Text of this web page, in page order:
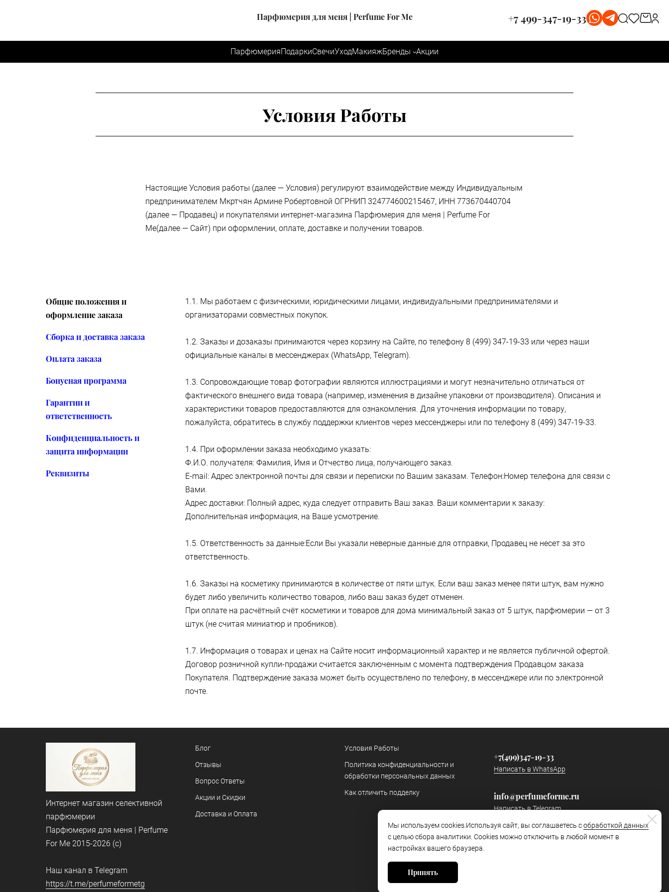
Парфюмерия для меня | Perfume For Me +7 499-347-19-33
ПарфюмерияПодаркиСвечиУходМакияжБренды Акции
Условия Работы
Настоящие Условия работы (далее — Условия) регулируют взаимодействие между Индивидуальным
предпринимателем Мкртчян Армине Робертовной ОГРНИП 324774600215467, ИНН 773670440704
(далее — Продавец) и покупателями интернет-магазина Парфюмерия для меня | Perfume For
Me(далее — Сайт) при оформлении, оплате, доставке и получении товаров.
Общие положения и
оформление заказа
Сборка и доставка заказа
Оплата заказа
Бонусная программа
Гарантии и
ответственность
Конфиденциальность и
защита информации
Реквизиты
1.1. Мы работаем с физическими, юридическими лицами, индивидуальными предпринимателями и
организаторами совместных покупок.
1.2. Заказы и дозаказы принимаются через корзину на Сайте, по телефону 8 (499) 347-19-33 или через наши
официальные каналы в мессенджерах (WhatsApp, Telegram).
1.3. Сопровождающие товар фотографии являются иллюстрациями и могут незначительно отличаться от
фактического внешнего вида товара (например, изменения в дизайне упаковки от производителя). Описания и
характеристики товаров предоставляются для ознакомления. Для уточнения информации по товару,
пожалуйста, обратитесь в службу поддержки клиентов через мессенджеры или по телефону 8 (499) 347-19-33.
1.4. При оформлении заказа необходимо указать:
Ф.И.О. получателя: Фамилия, Имя и Отчество лица, получающего заказ.
E-mail: Адрес электронной почты для связи и переписки по Вашим заказам. Телефон:Номер телефона для связи с
Вами.
Адрес доставки: Полный адрес, куда следует отправить Ваш заказ. Ваши комментарии к заказу:
Дополнительная информация, на Ваше усмотрение.
1.5. Ответственность за данные:Если Вы указали неверные данные для отправки, Продавец не несет за это
ответственность.
1.6. Заказы на косметику принимаются в количестве от пяти штук. Если ваш заказ менее пяти штук, вам нужно
будет либо увеличить количество товаров, либо ваш заказ будет отменен.
При оплате на расчётный счёт косметики и товаров для дома минимальный заказ от 5 штук, парфюмерии — от 3
штук (не считая миниатюр и пробников).
1.7. Информация о товарах и ценах на Сайте носит информационный характер и не является публичной офертой.
Договор розничной купли-продажи считается заключенным с момента подтверждения Продавцом заказа
Покупателя. Подтверждение заказа может быть осуществлено по телефону, в мессенджере или по электронной
почте.
Мы используем cookies.Используя сайт, вы соглашаетесь собработкой данных
с целью сбора аналитики. Cookies можно отключить в любой момент в
настройках вашего браузера.
Принять
Интернет магазин селективной
парфюмерии
Парфюмерия для меня | Perfume
For Me 2015-2026 (c)
Наш канал в Telegram
https://t.me/perfumeformetg
Блог
Отзывы
Вопрос Ответы
Акции и Скидки
Доставка и Оплата
Условия Работы
Политика конфиденциальности и
обработки персональных данных
Как отличить подделку
+7(499)347-19-33
Написать в WhatsApp
info@perfumeforme.ru
Написать в Telegram
Наш канал в Telegram